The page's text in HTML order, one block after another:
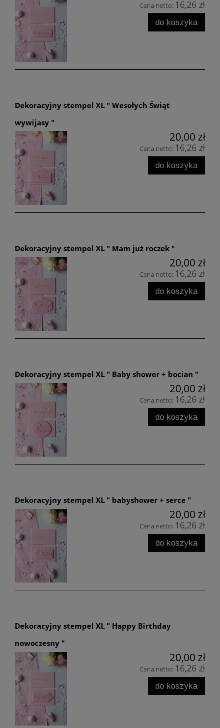
Cena netto: 16,26 zł
do koszyka
Dekoracyjny stempel XL " Wesołych Świąt
wywijasy "
20,00 zł
Cena netto: 16,26 zł
do koszyka
Dekoracyjny stempel XL " Mam już roczek "
20,00 zł
Cena netto: 16,26 zł
do koszyka
Dekoracyjny stempel XL " Baby shower + bocian "
20,00 zł
Cena netto: 16,26 zł
do koszyka
Dekoracyjny stempel XL " babyshower + serce "
20,00 zł
Cena netto: 16,26 zł
do koszyka
Dekoracyjny stempel XL " Happy Birthday
nowoczesny "
20,00 zł
Cena netto: 16,26 zł
do koszyka